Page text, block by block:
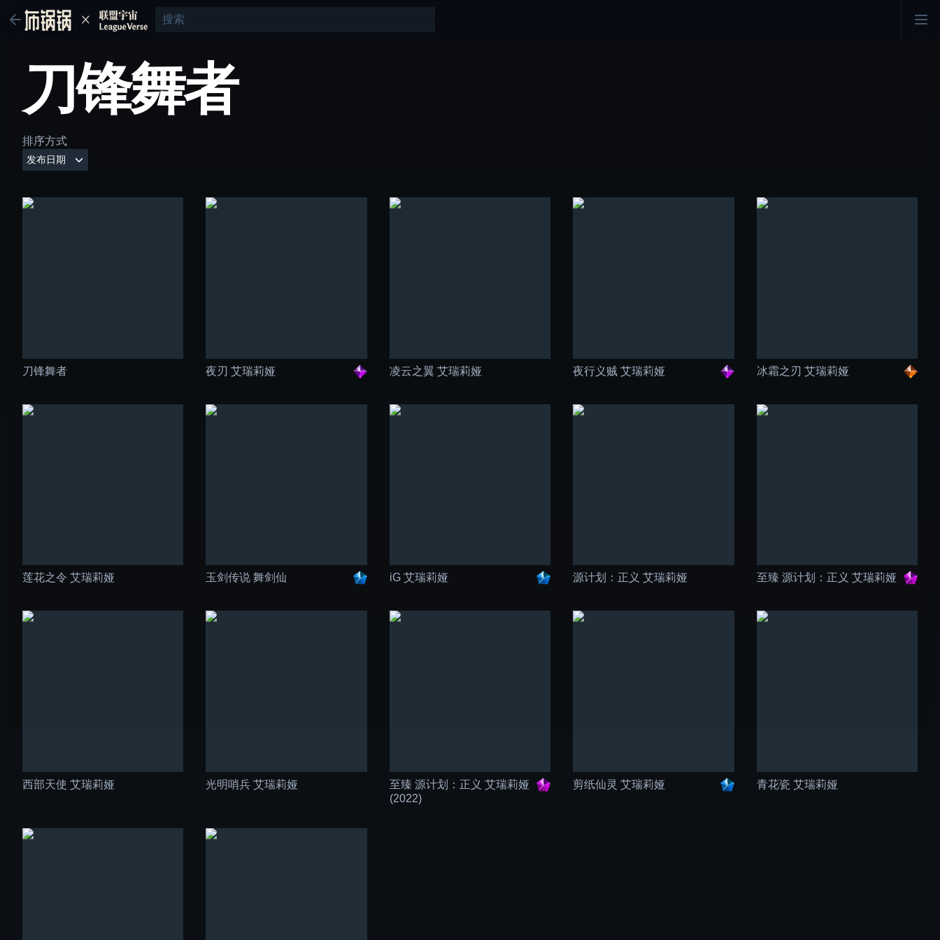
刀锋舞者
排序方式
刀锋舞者 夜刃 艾瑞莉娅 凌云之翼 艾瑞莉娅 夜行义贼 艾瑞莉娅 冰霜之刃 艾瑞莉娅
莲花之令 艾瑞莉娅 玉剑传说 舞剑仙 iG 艾瑞莉娅 源计划：正义 艾瑞莉娅 至臻 源计划：正义 艾瑞莉娅
西部天使 艾瑞莉娅 光明哨兵 艾瑞莉娅
至臻 源计划：正义 艾瑞莉娅
(2022)
剪纸仙灵 艾瑞莉娅 青花瓷 艾瑞莉娅